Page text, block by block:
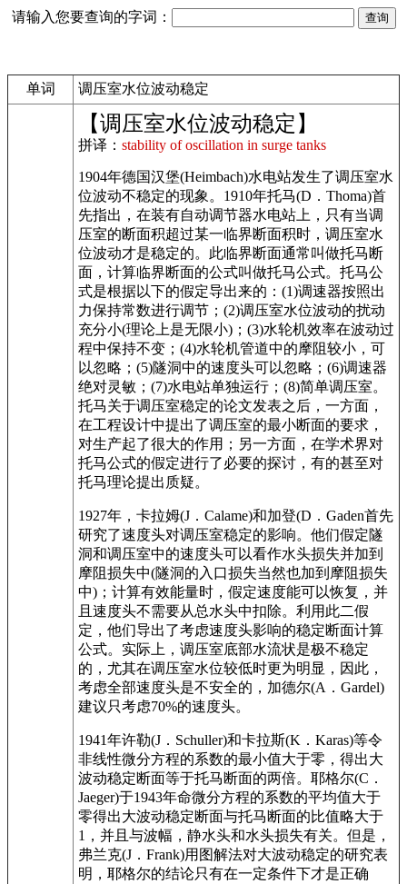
请输入您要查询的字词：
单词 调压室水位波动稳定
【调压室水位波动稳定】
拼译： stability of oscillation in surge tanks
1904年德国汉堡(Heimbach)水电站发生了调压室水
位波动不稳定的现象。1910年托马(D．Thoma)首
先指出，在装有自动调节器水电站上，只有当调
压室的断面积超过某一临界断面积时，调压室水
位波动才是稳定的。此临界断面通常叫做托马断
面，计算临界断面的公式叫做托马公式。托马公
式是根据以下的假定导出来的：(1)调速器按照出
力保持常数进行调节；(2)调压室水位波动的扰动
充分小(理论上是无限小)；(3)水轮机效率在波动过
程中保持不变；(4)水轮机管道中的摩阻较小，可
以忽略；(5)隧洞中的速度头可以忽略；(6)调速器
绝对灵敏；(7)水电站单独运行；(8)简单调压室。
托马关于调压室稳定的论文发表之后，一方面，
在工程设计中提出了调压室的最小断面的要求，
对生产起了很大的作用；另一方面，在学术界对
托马公式的假定进行了必要的探讨，有的甚至对
托马理论提出质疑。
1927年，卡拉姆(J．Calame)和加登(D．Gaden首先
研究了速度头对调压室稳定的影响。他们假定隧
洞和调压室中的速度头可以看作水头损失并加到
摩阻损失中(隧洞的入口损失当然也加到摩阻损失
中)；计算有效能量时，假定速度能可以恢复，并
且速度头不需要从总水头中扣除。利用此二假
定，他们导出了考虑速度头影响的稳定断面计算
公式。实际上，调压室底部水流状是极不稳定
的，尤其在调压室水位较低时更为明显，因此，
考虑全部速度头是不安全的，加德尔(A．Gardel)
建议只考虑70%的速度头。
1941年许勒(J．Schuller)和卡拉斯(K．Karas)等令
非线性微分方程的系数的最小值大于零，得出大
波动稳定断面等于托马断面的两倍。耶格尔(C．
Jaeger)于1943年命微分方程的系数的平均值大于
零得出大波动稳定断面与托马断面的比值略大于
1，并且与波幅，静水头和水头损失有关。但是，
弗兰克(J．Frank)用图解法对大波动稳定的研究表
明，耶格尔的结论只有在一定条件下才是正确